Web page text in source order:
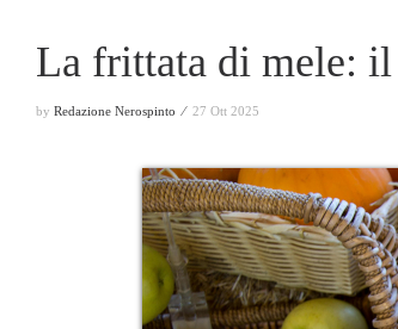
La frittata di mele: il
by Redazione Nerospinto ⁄ 27 Ott 2025